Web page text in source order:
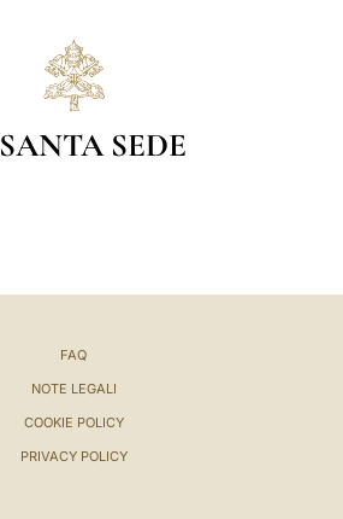
SANTA SEDE
FAQ
NOTE LEGALI
COOKIE POLICY
PRIVACY POLICY